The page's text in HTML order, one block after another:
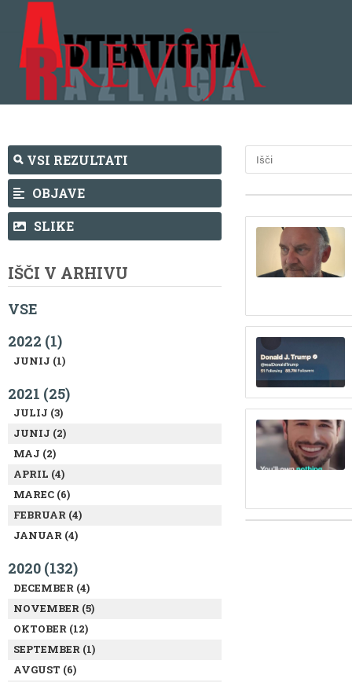
VSI REZULTATI
OBJAVE
SLIKE
IŠČI V ARHIVU
VSE
2022 (1)
JUNIJ (1)
2021 (25)
JULIJ (3)
JUNIJ (2)
MAJ (2)
APRIL (4)
MAREC (6)
FEBRUAR (4)
JANUAR (4)
2020 (132)
DECEMBER (4)
NOVEMBER (5)
OKTOBER (12)
SEPTEMBER (1)
AVGUST (6)